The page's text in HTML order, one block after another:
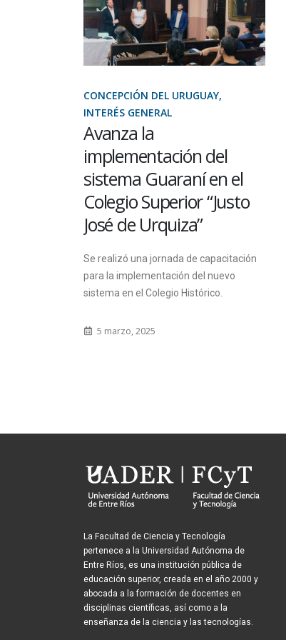
CONCEPCIÓN DEL URUGUAY,
INTERÉS GENERAL
Avanza la
implementación del
sistema Guaraní en el
Colegio Superior “Justo
José de Urquiza”
Se realizó una jornada de capacitación
para la implementación del nuevo
sistema en el Colegio Histórico.
5 marzo, 2025
La Facultad de Ciencia y Tecnología
pertenece a la Universidad Autónoma de
Entre Ríos, es una institución pública de
educación superior, creada en el año 2000 y
abocada a la formación de docentes en
disciplinas científicas, así como a la
enseñanza de la ciencia y las tecnologías.